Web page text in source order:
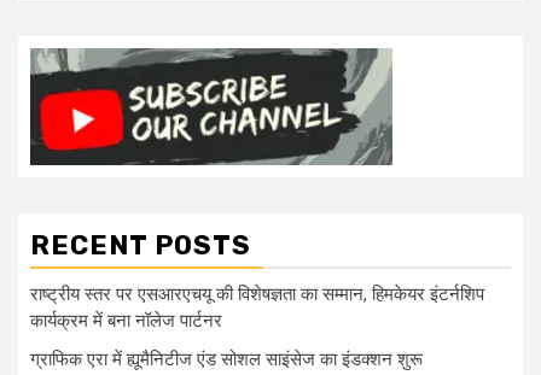
RECENT POSTS
राष्ट्रीय स्तर पर एसआरएचयू की विशेषज्ञता का सम्मान, हिमकेयर इंटर्नशिप
कार्यक्रम में बना नॉलेज पार्टनर
ग्राफिक एरा में ह्यूमैनिटीज एंड सोशल साइंसेज का इंडक्शन शुरू